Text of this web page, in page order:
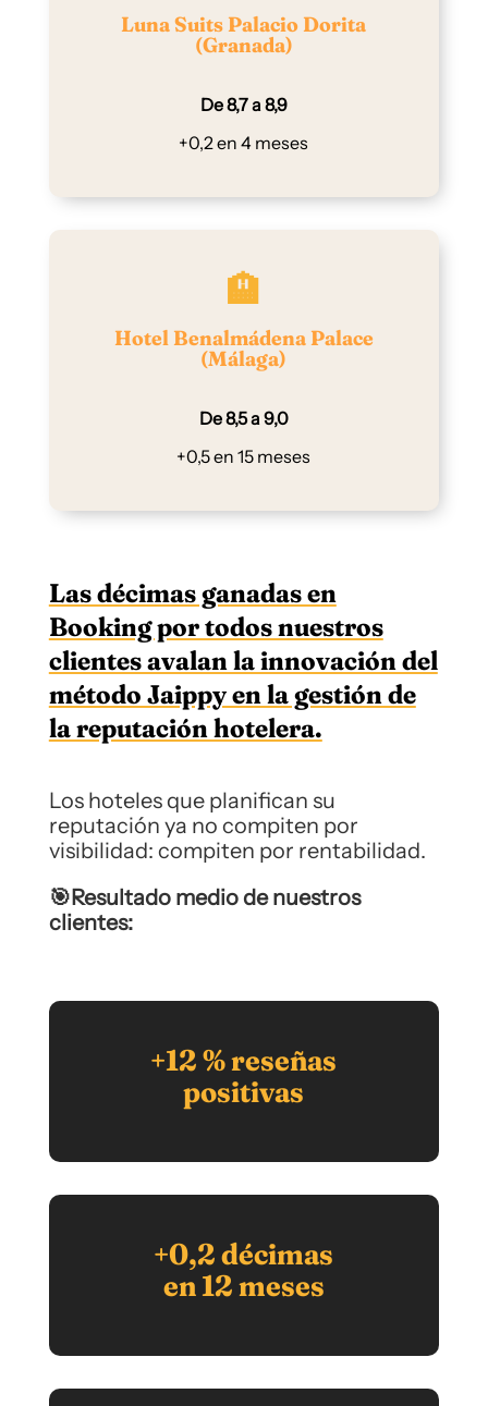
Luna Suits Palacio Dorita
(Granada)
De 8,7 a 8,9
+0,2 en 4 meses
🏨
Hotel Benalmádena Palace
(Málaga)
De 8,5 a 9,0
+0,5 en 15 meses
Las décimas ganadas en
Booking por todos nuestros
clientes avalan la innovación del
método Jaippy en la gestión de
la reputación hotelera.
Los hoteles que planifican su
reputación ya no compiten por
visibilidad: compiten por rentabilidad.
🎯Resultado medio de nuestros
clientes:
+12 % reseñas
positivas
+0,2 décimas
en 12 meses